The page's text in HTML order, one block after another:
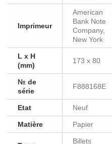
Imprimeur
American
Bank Note
Company,
New York
L x H
(mm)
173 x 80
№ de
série
F888168E
Etat Neuf
Matière Papier
Billets